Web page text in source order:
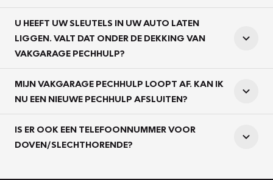
U HEEFT UW SLEUTELS IN UW AUTO LATEN
LIGGEN. VALT DAT ONDER DE DEKKING VAN
VAKGARAGE PECHHULP?
MIJN VAKGARAGE PECHHULP LOOPT AF. KAN IK
NU EEN NIEUWE PECHHULP AFSLUITEN?
IS ER OOK EEN TELEFOONNUMMER VOOR
DOVEN/SLECHTHORENDE?